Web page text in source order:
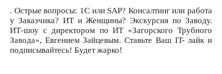
. Острые вопросы: 1С или SAP? Консалтинг или работа
у Заказчика? ИТ и Женщины? Экскурсия по Заводу.
ИТ-шоу с директором по ИТ «Загорского Трубного
Завода», Евгением Зайцевым. Ставьте Ваш IT- лайк и
подписывайтесь! Будет жарко!